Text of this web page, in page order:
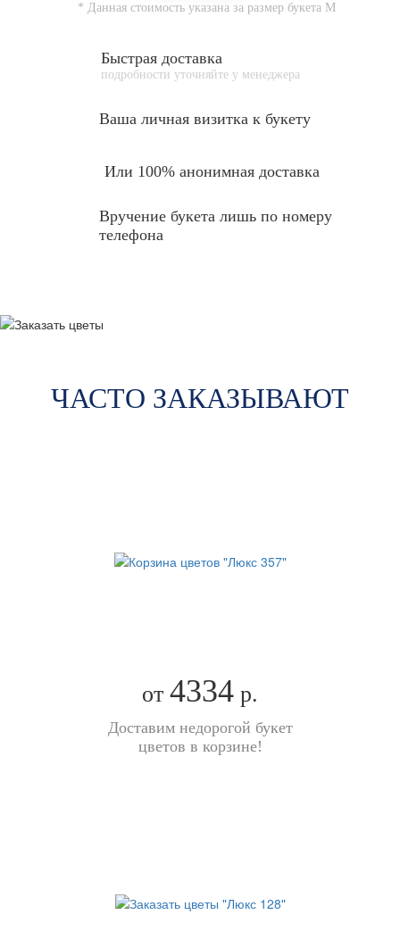
* Данная стоимость указана за размер букета M
Быстрая доставка
подробности уточняйте у менеджера
Ваша личная визитка к букету
Или 100% анонимная доставка
Вручение букета лишь по номеру
телефона
ЧАСТО ЗАКАЗЫВАЮТ
от 4334 р.
Доставим недорогой букет
цветов в корзине!